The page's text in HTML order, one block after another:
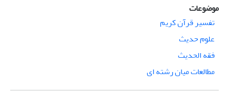
موضوعات
تفسیر قرآن کریم
علوم حدیث
فقه الحدیث
مطالعات میان رشته ای